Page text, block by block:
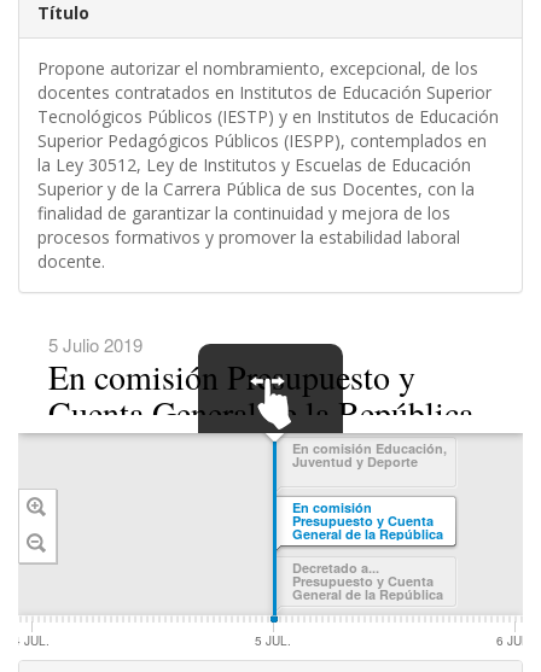
Título
Propone autorizar el nombramiento, excepcional, de los
docentes contratados en Institutos de Educación Superior
Tecnológicos Públicos (IESTP) y en Institutos de Educación
Superior Pedagógicos Públicos (IESPP), contemplados en
la Ley 30512, Ley de Institutos y Escuelas de Educación
Superior y de la Carrera Pública de sus Docentes, con la
finalidad de garantizar la continuidad y mejora de los
procesos formativos y promover la estabilidad laboral
docente.
5 Julio 2019
En comisión Presupuesto y
Cuenta General de la República
SWIPE TO
NAVIGATE
Decretado a...
Educación, Juventud y
Deporte
Decretado a...
Presupuesto y Cuenta
General de la República
En comisión Educación,
Juventud y Deporte
En comisión
Presupuesto y Cuenta
General de la República
4 JUL. 5 JUL. 6 JUL.